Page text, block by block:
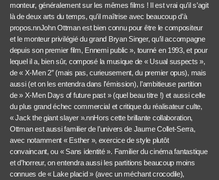
monteur, généralement sur les mêmes films ! Il est vrai qu’il s’agit
là de deux arts du temps, qu’il maîtrise avec beaucoup d’à
propos.nnJohn Ottman est bien connu pour être le compositeur
et le monteur privilégié du grand Bryan Singer, qu’il accompagne
depuis son premier film, Ennemi public », tourné en 1993, et pour
lequel il a, bien sûr, composé la musique de « Usual suspects »,
de « X-Men 2″ (mais pas, curieusement, du premier opus), mais
aussi (et on les entendra dans l’émission), l’ambitieuse partition
de » X-Men Days of future past » (quel beau titre !) et aussi celle
du plus grand échec commercial et critique du réalisateur culte,
« Jack the giant slayer ».nnHors cette brillante collaboration,
Ottman est aussi familier de l’univers de Jaume Collet-Serra,
avec notamment « Esther », exercice de style plutôt
convaincant, ou « Sans identité ». Familier du cinéma fantastique
et d’horreur, on entendra aussi les partitions beaucoup moins
connues de « Lake placid » (avec un méchant crocodile),